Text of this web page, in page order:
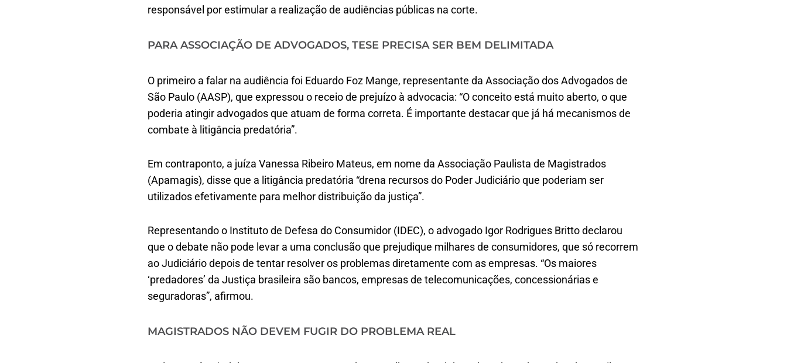
responsável por estimular a realização de audiências públicas na corte.
PARA ASSOCIAÇÃO DE ADVOGADOS, TESE PRECISA SER BEM DELIMITADA
O primeiro a falar na audiência foi Eduardo Foz Mange, representante da Associação dos Advogados de
São Paulo (AASP), que expressou o receio de prejuízo à advocacia: “O conceito está muito aberto, o que
poderia atingir advogados que atuam de forma correta. É importante destacar que já há mecanismos de
combate à litigância predatória”.
Em contraponto, a juíza Vanessa Ribeiro Mateus, em nome da Associação Paulista de Magistrados
(Apamagis), disse que a litigância predatória “drena recursos do Poder Judiciário que poderiam ser
utilizados efetivamente para melhor distribuição da justiça”.
Representando o Instituto de Defesa do Consumidor (IDEC), o advogado Igor Rodrigues Britto declarou
que o debate não pode levar a uma conclusão que prejudique milhares de consumidores, que só recorrem
ao Judiciário depois de tentar resolver os problemas diretamente com as empresas. “Os maiores
‘predadores’ da Justiça brasileira são bancos, empresas de telecomunicações, concessionárias e
seguradoras”, afirmou.
MAGISTRADOS NÃO DEVEM FUGIR DO PROBLEMA REAL